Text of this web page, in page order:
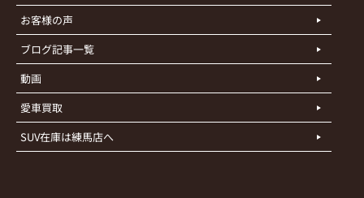
お客様の声
ブログ記事一覧
動画
愛車買取
SUV在庫は練馬店へ